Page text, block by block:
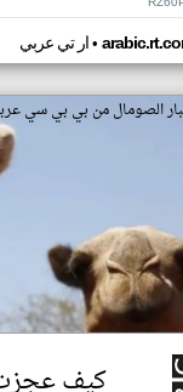
ار تي عربي•
الصومال من بي بي سي
كيف عجزت